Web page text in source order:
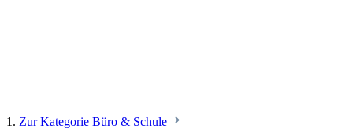
1. Zur Kategorie Büro & Schule